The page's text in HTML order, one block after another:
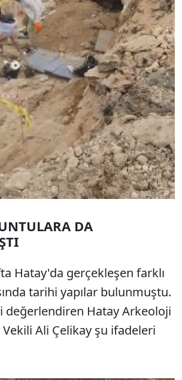
DA
Hatay'da gerçekleşen farklı
tarihi yapılar bulunmuştu.
değerlendiren Hatay Arkeoloji
Ali Çelikay şu ifadeleri